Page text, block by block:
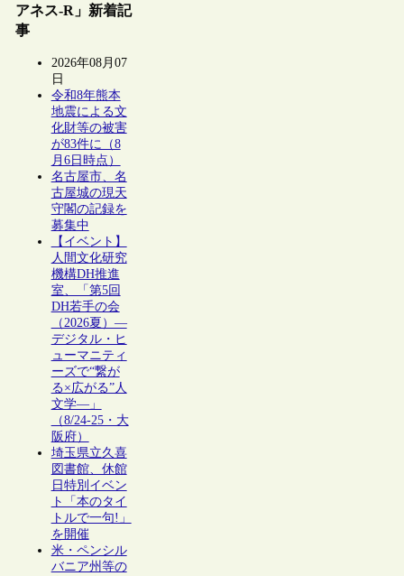
アネス-R」新着記
事
2026年08月07
日
令和8年熊本
地震による文
化財等の被害
が83件に（8
月6日時点）
名古屋市、名
古屋城の現天
守閣の記録を
募集中
【イベント】
人間文化研究
機構DH推進
室、「第5回
DH若手の会
（2026夏）―
デジタル・ヒ
ューマニティ
ーズで“繋が
る×広がる”人
文学―」
（8/24-25・大
阪府）
埼玉県立久喜
図書館、休館
日特別イベン
ト「本のタイ
トルで一句!」
を開催
米・ペンシル
バニア州等の